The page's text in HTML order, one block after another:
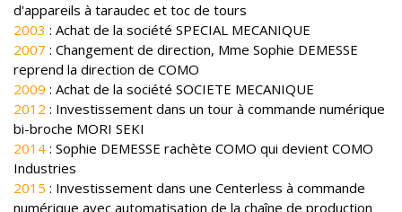
d'appareils à taraudec et toc de tours
2003 : Achat de la société SPECIAL MECANIQUE
2007 : Changement de direction, Mme Sophie DEMESSE
reprend la direction de COMO
2009 : Achat de la société SOCIETE MECANIQUE
2012 : Investissement dans un tour à commande numérique
bi-broche MORI SEKI
2014 : Sophie DEMESSE rachète COMO qui devient COMO
Industries
2015 : Investissement dans une Centerless à commande
numérique avec automatisation de la chaîne de production